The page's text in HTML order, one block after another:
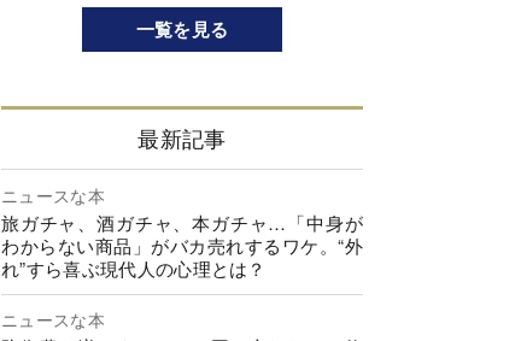
一覧を見る
最新記事
ニュースな本
旅ガチャ、酒ガチャ、本ガチャ…「中身が
わからない商品」がバカ売れするワケ。“外
れ”すら喜ぶ現代人の心理とは？
ニュースな本